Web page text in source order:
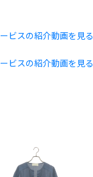
ビスの紹介動画を見る
ビスの紹介動画を見る